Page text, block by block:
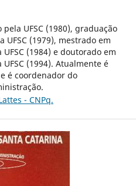
UFSC (1980), graduação
(1979), mestrado em
(1984) e doutorado em
(1994). Atualmente é
é coordenador do
- CNPq.